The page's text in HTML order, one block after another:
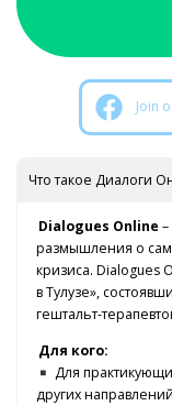
Join
Что такое Диалоги
Dialogues Online
размышления о
кризиса. Dialogues
в Тулузе»,
гештальт-
Для кого:
Для
других